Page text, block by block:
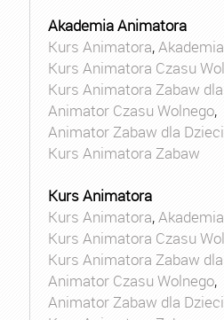
Akademia Animatora
Kurs Animatora,
Kurs Animatora Czasu
Kurs Animatora Zabaw
Animator Czasu Wolnego,
Animator Zabaw dla Dzieci
Kurs Animatora Zabaw
Kurs Animatora
Kurs Animatora,
Kurs Animatora Czasu
Kurs Animatora Zabaw
Animator Czasu Wolnego,
Animator Zabaw dla Dzieci